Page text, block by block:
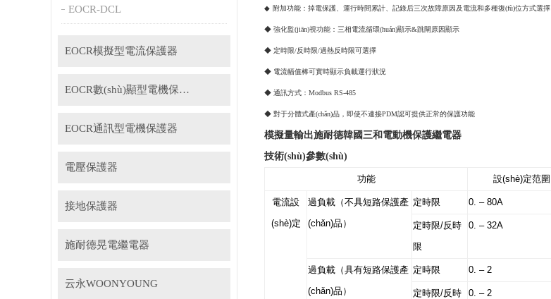
EOCR-DCL
EOCR模擬型電流保護器
EOCR數(shù)顯型電機保護器
EOCR通訊型電機保護器
電壓保護器
接地保護器
施耐德晃電繼電器
云永WOONYOUNG
◆ 附加功能：掉電保護、運行時間累計、記錄后三次故障原因及電流和多種復(fù)位方式選擇
◆ 強化監(jiān)視功能：三相電流循環(huán)顯示&跳閘原因顯示
◆ 定時限/反時限/過熱反時限可選擇
◆ 電流幅值棒可實時顯示負載運行狀況
◆ 通訊方式：Modbus RS-485
◆ 對于分體式產(chǎn)品，即使不連接PDM認可提供正常的保護功能
模擬量輸出施耐德韓國三和電動機保護繼電器
技術(shù)參數(shù)
功能 設(shè)定范圍
電流設
(shè)定
過負載（不具短路保護產
(chǎn)品）
定時限 0. – 80A
定時限/反時
限
0. – 32A
過負載（具有短路保護產
(chǎn)品）
定時限 0. – 2
定時限/反時
0. – 2